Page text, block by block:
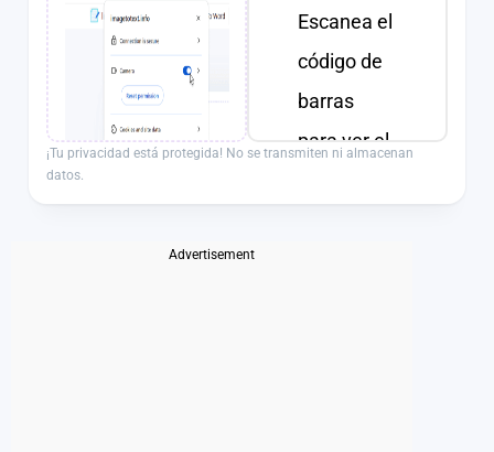
Escanea el
código de
barras
para ver el
¡Tu privacidad está protegida! No se transmiten ni almacenan
datos.
Advertisement